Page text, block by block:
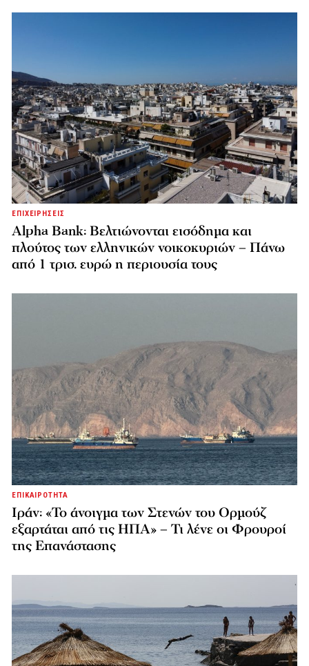
ΕΠΙΧΕΙΡΗΣΕΙΣ
Alpha Bank: Βελτιώνονται εισόδημα και
πλούτος των ελληνικών νοικοκυριών – Πάνω
από 1 τρισ. ευρώ η περιουσία τους
ΕΠΙΚΑΙΡΟΤΗΤΑ
Ιράν: «Το άνοιγμα των Στενών του Ορμούζ
εξαρτάται από τις ΗΠΑ» – Τι λένε οι Φρουροί
της Επανάστασης